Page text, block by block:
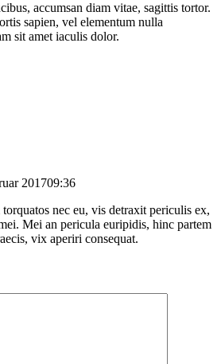
accumsan diam vitae, sagittis tortor.
sapien, vel elementum nulla
sit amet iaculis dolor.
201709:36
nec eu, vis detraxit periculis ex,
Mei an pericula euripidis, hinc partem
vix aperiri consequat.